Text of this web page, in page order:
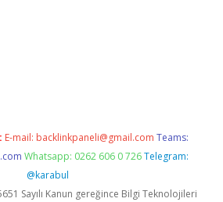
E-mail: backlinkpaneli@gmail.com Teams:
Whatsapp: 0262 606 0 726 Telegram:
@karabul
Sayılı Kanun gereğince Bilgi Teknolojileri